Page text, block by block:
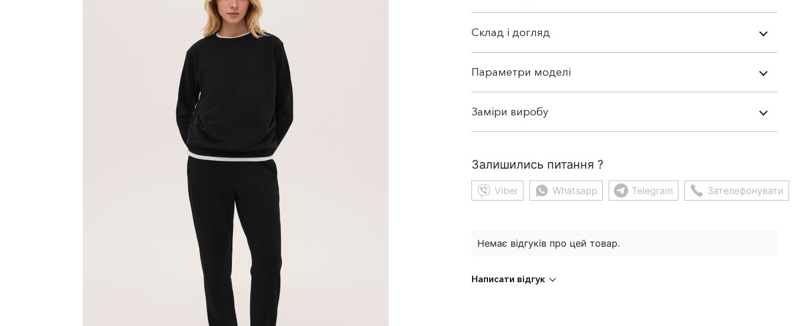
Склад і догляд
Параметри моделі
Заміри виробу
Залишились питання ?
Viber Whatsapp Telegram Зателефонувати
Немає відгуків про цей товар.
Написати відгук